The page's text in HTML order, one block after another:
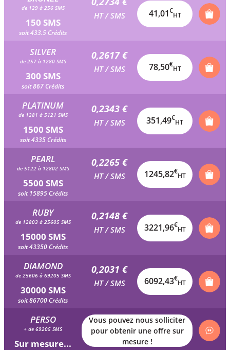
de 129 à 256 SMS
150 SMS
soit 433.5 Crédits
HT / SMS 41,01€
HT
SILVER
de 257 à 1280 SMS
300 SMS
soit 867 Crédits
0,2617 €
HT / SMS 78,50€
HT
PLATINUM
de 1281 à 5121 SMS
1500 SMS
soit 4335 Crédits
0,2343 €
HT / SMS 351,49€
HT
PEARL
de 5122 à 12802 SMS
5500 SMS
soit 15895 Crédits
0,2265 €
HT / SMS 1245,82€
HT
RUBY
de 12803 à 25605 SMS
15000 SMS
soit 43350 Crédits
0,2148 €
HT / SMS 3221,96€
HT
DIAMOND
de 25606 à 69205 SMS
30000 SMS
soit 86700 Crédits
0,2031 €
HT / SMS 6092,43€
HT
PERSO
+ de 69205 SMS
Sur mesure...
Vous pouvez nous solliciter
pour obtenir une offre sur
mesure !